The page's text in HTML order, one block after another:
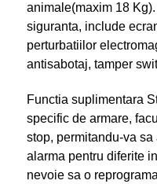
animale(maxim 18
siguranta, include
perturbatiilor
antisabotaj, tamper
Functia suplimentara
specific de armare,
stop, permitandu-va
alarma pentru diferite
nevoie sa o